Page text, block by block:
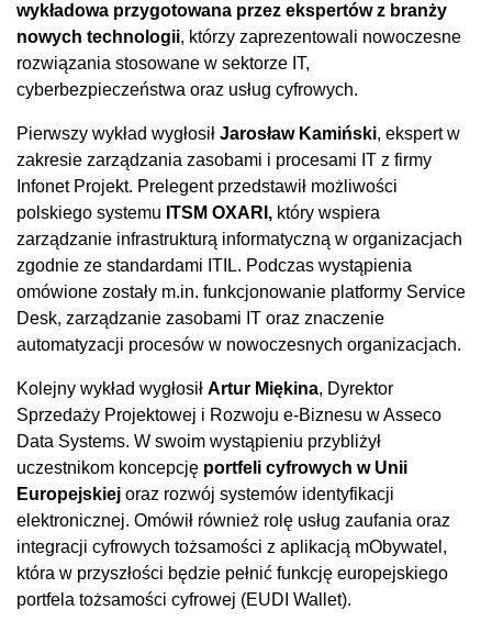
wykładowa przygotowana przez ekspertów z branży
nowych technologii, którzy zaprezentowali nowoczesne
rozwiązania stosowane w sektorze IT,
cyberbezpieczeństwa oraz usług cyfrowych.
Pierwszy wykład wygłosił Jarosław Kamiński, ekspert w
zakresie zarządzania zasobami i procesami IT z firmy
Infonet Projekt. Prelegent przedstawił możliwości
polskiego systemu ITSM OXARI, który wspiera
zarządzanie infrastrukturą informatyczną w organizacjach
zgodnie ze standardami ITIL. Podczas wystąpienia
omówione zostały m.in. funkcjonowanie platformy Service
Desk, zarządzanie zasobami IT oraz znaczenie
automatyzacji procesów w nowoczesnych organizacjach.
Kolejny wykład wygłosił Artur Miękina, Dyrektor
Sprzedaży Projektowej i Rozwoju e-Biznesu w Asseco
Data Systems. W swoim wystąpieniu przybliżył
uczestnikom koncepcję portfeli cyfrowych w Unii
Europejskiej oraz rozwój systemów identyfikacji
elektronicznej. Omówił również rolę usług zaufania oraz
integracji cyfrowych tożsamości z aplikacją mObywatel,
która w przyszłości będzie pełnić funkcję europejskiego
portfela tożsamości cyfrowej (EUDI Wallet).